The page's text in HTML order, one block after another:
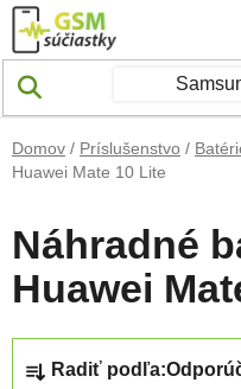
Prejsť na obsah
Domov / Príslušenstvo /
Huawei Mate 10 Lite
Náhradné
Huawei
Radiť podľa: